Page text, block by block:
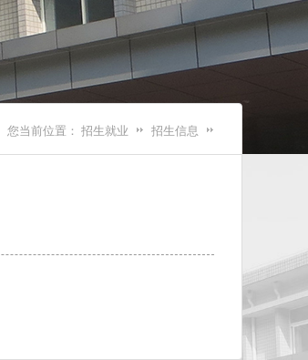
您当前位置： 招生就业 招生信息